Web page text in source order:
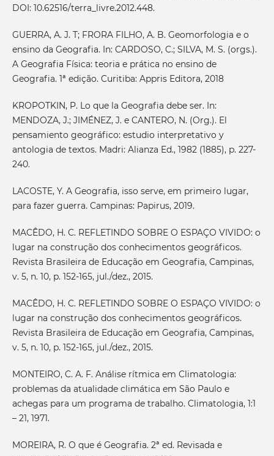
DOI: 10.62516/terra_livre.2012.448.
GUERRA, A. J. T; FRORA FILHO, A. B. Geomorfologia e o
ensino da Geografia. In: CARDOSO, C.; SILVA, M. S. (orgs.).
A Geografia Física: teoria e prática no ensino de
Geografia. 1ª edição. Curitiba: Appris Editora, 2018
KROPOTKIN, P. Lo que la Geografia debe ser. In:
MENDOZA, J.; JIMÉNEZ, J. e CANTERO, N. (Org.). El
pensamiento geográfico: estudio interpretativo y
antologia de textos. Madri: Alianza Ed., 1982 (1885), p. 227-
240.
LACOSTE, Y. A Geografia, isso serve, em primeiro lugar,
para fazer guerra. Campinas: Papirus, 2019.
MACÊDO, H. C. REFLETINDO SOBRE O ESPAÇO VIVIDO: o
lugar na construção dos conhecimentos geográficos.
Revista Brasileira de Educação em Geografia, Campinas,
v. 5, n. 10, p. 152-165, jul./dez., 2015.
MACÊDO, H. C. REFLETINDO SOBRE O ESPAÇO VIVIDO: o
lugar na construção dos conhecimentos geográficos.
Revista Brasileira de Educação em Geografia, Campinas,
v. 5, n. 10, p. 152-165, jul./dez., 2015.
MONTEIRO, C. A. F. Análise rítmica em Climatologia:
problemas da atualidade climática em São Paulo e
achegas para um programa de trabalho. Climatologia, 1:1
– 21, 1971.
MOREIRA, R. O que é Geografia. 2ª ed. Revisada e